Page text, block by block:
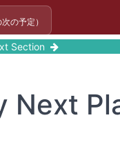
の予定）
Section